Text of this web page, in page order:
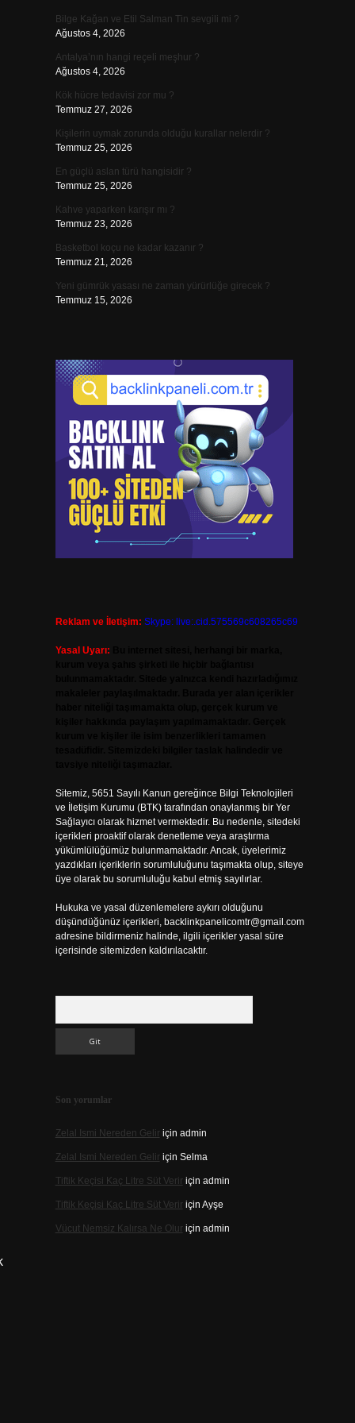
Bilge Kağan ve Etil Salman Tin sevgili mi ?
Ağustos 4, 2026
Antalya’nın hangi reçeli meşhur ?
Ağustos 4, 2026
Kök hücre tedavisi zor mu ?
Temmuz 27, 2026
Kişilerin uymak zorunda olduğu kurallar nelerdir ?
Temmuz 25, 2026
En güçlü aslan türü hangisidir ?
Temmuz 25, 2026
Kahve yaparken karışır mı ?
Temmuz 23, 2026
Basketbol koçu ne kadar kazanır ?
Temmuz 21, 2026
Yeni gümrük yasası ne zaman yürürlüğe girecek ?
Temmuz 15, 2026
Reklam ve İletişim: Skype: live:.cid.575569c608265c69
Yasal Uyarı:
Sitemiz, 5651 Sayılı Kanun gereğince Bilgi Teknolojileri
ve İletişim Kurumu (BTK) tarafından onaylanmış bir Yer
Sağlayıcı olarak hizmet vermektedir. Bu nedenle, sitedeki
içerikleri proaktif olarak denetleme veya araştırma
yükümlülüğümüz bulunmamaktadır. Ancak, üyelerimiz
yazdıkları içeriklerin sorumluluğunu taşımakta olup, siteye
üye olarak bu sorumluluğu kabul etmiş sayılırlar.
Hukuka ve yasal düzenlemelere aykırı olduğunu
düşündüğünüz içerikleri, backlinkpanelicomtr@gmail.com
adresine bildirmeniz halinde, ilgili içerikler yasal süre
içerisinde sitemizden kaldırılacaktır.
Son yorumlar
Zelal Ismi Nereden Geliriçin admin
Zelal Ismi Nereden Geliriçin Selma
Tiftik Keçisi Kaç Litre Süt Veririçin admin
Tiftik Keçisi Kaç Litre Süt Veririçin Ayşe
Vücut Nemsiz Kalırsa Ne Oluriçin admin